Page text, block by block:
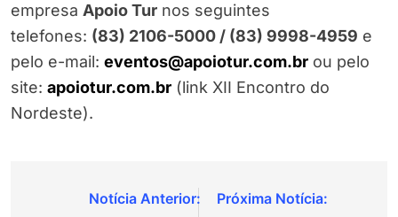
empresa Apoio Tur nos seguintes
telefones: (83) 2106-5000 / (83) 9998-4959 e
pelo e-mail: eventos@apoiotur.com.br ou pelo
site: apoiotur.com.br (link XII Encontro do
Nordeste).
Navegação